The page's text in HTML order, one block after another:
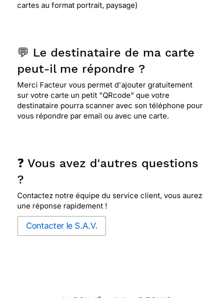
cartes au format portrait, paysage)
💬 Le destinataire de ma carte
peut-il me répondre ?
Merci Facteur vous permet d'ajouter gratuitement
sur votre carte un petit "QRcode" que votre
destinataire pourra scanner avec son téléphone pour
vous répondre par email ou avec une carte.
❓ Vous avez d'autres questions
?
Contactez notre équipe du service client, vous aurez
une réponse rapidement !
Contacter le S.A.V.